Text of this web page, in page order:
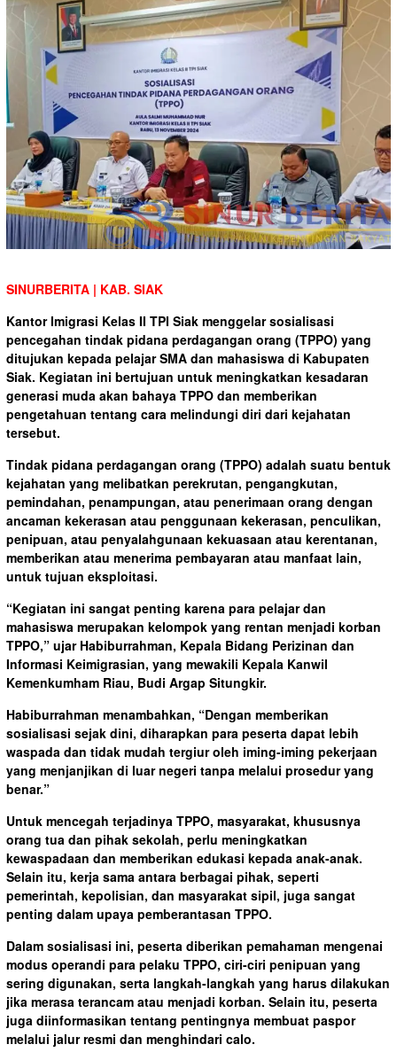
SINURBERITA | KAB. SIAK
Kantor Imigrasi Kelas II TPI Siak menggelar sosialisasi
pencegahan tindak pidana perdagangan orang (TPPO) yang
ditujukan kepada pelajar SMA dan mahasiswa di Kabupaten
Siak. Kegiatan ini bertujuan untuk meningkatkan kesadaran
generasi muda akan bahaya TPPO dan memberikan
pengetahuan tentang cara melindungi diri dari kejahatan
tersebut.
Tindak pidana perdagangan orang (TPPO) adalah suatu bentuk
kejahatan yang melibatkan perekrutan, pengangkutan,
pemindahan, penampungan, atau penerimaan orang dengan
ancaman kekerasan atau penggunaan kekerasan, penculikan,
penipuan, atau penyalahgunaan kekuasaan atau kerentanan,
memberikan atau menerima pembayaran atau manfaat lain,
untuk tujuan eksploitasi.
“Kegiatan ini sangat penting karena para pelajar dan
mahasiswa merupakan kelompok yang rentan menjadi korban
TPPO,” ujar Habiburrahman, Kepala Bidang Perizinan dan
Informasi Keimigrasian, yang mewakili Kepala Kanwil
Kemenkumham Riau, Budi Argap Situngkir.
Habiburrahman menambahkan, “Dengan memberikan
sosialisasi sejak dini, diharapkan para peserta dapat lebih
waspada dan tidak mudah tergiur oleh iming-iming pekerjaan
yang menjanjikan di luar negeri tanpa melalui prosedur yang
benar.”
Untuk mencegah terjadinya TPPO, masyarakat, khususnya
orang tua dan pihak sekolah, perlu meningkatkan
kewaspadaan dan memberikan edukasi kepada anak-anak.
Selain itu, kerja sama antara berbagai pihak, seperti
pemerintah, kepolisian, dan masyarakat sipil, juga sangat
penting dalam upaya pemberantasan TPPO.
Dalam sosialisasi ini, peserta diberikan pemahaman mengenai
modus operandi para pelaku TPPO, ciri-ciri penipuan yang
sering digunakan, serta langkah-langkah yang harus dilakukan
jika merasa terancam atau menjadi korban. Selain itu, peserta
juga diinformasikan tentang pentingnya membuat paspor
melalui jalur resmi dan menghindari calo.